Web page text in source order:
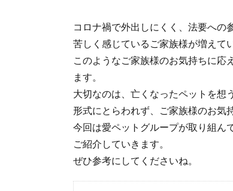
コロナ禍で外出しにくく、法要への
苦しく感じているご家族様が増えて
このようなご家族様のお気持ちに応
ます。
大切なのは、亡くなったペットを想
形式にとらわれず、ご家族様のお気
今回は愛ペットグループが取り組ん
ご紹介していきます。
ぜひ参考にしてくださいね。